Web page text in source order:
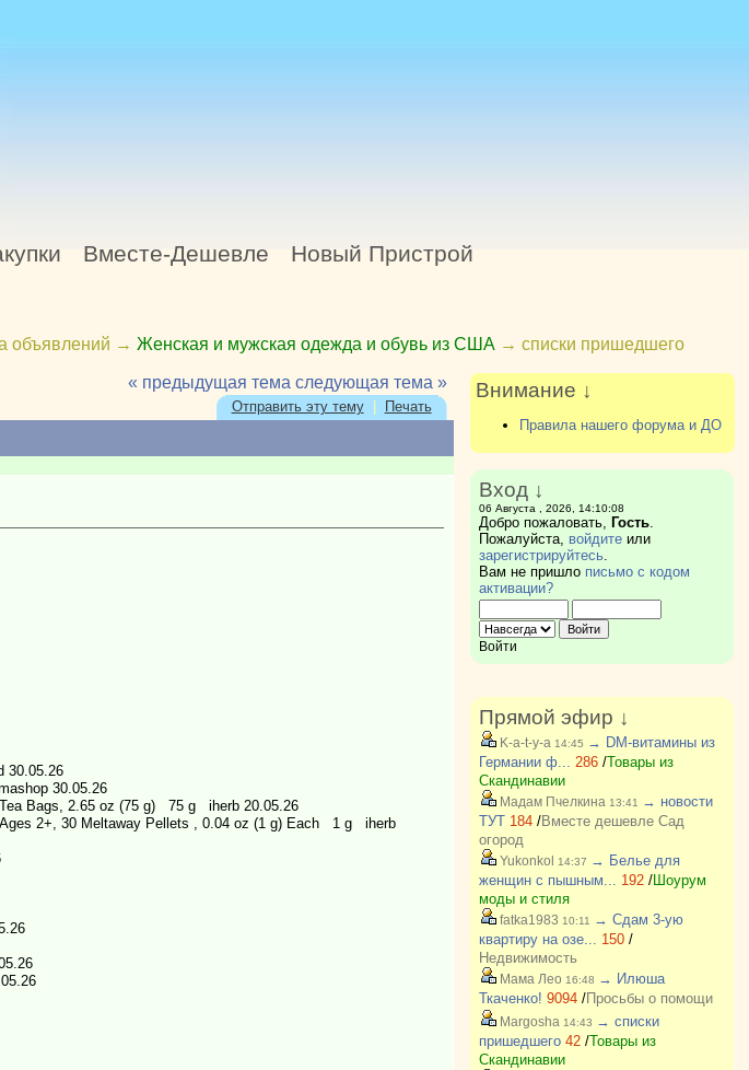
Вместе-Дешевле Новый Пристрой
объявлений → Женская и мужская одежда и обувь из США → списки пришедшего
« предыдущая тема следующая тема »
Отправить эту тему| Печать
30.05.26
30.05.26
Bags, 2.65 oz (75 g) 75 g iherb 20.05.26
2+, 30 Meltaway Pellets , 0.04 oz (1 g) Each 1 g iherb
Внимание ↓
Правила нашего форума и ДО
Вход ↓
06 Августа , 2026, 14:10:08
Добро пожаловать, Гость.
Пожалуйста, войдитеили
зарегистрируйтесь.
Вам не пришло письмо с кодом
активации?
Войти
Прямой эфир ↓
K-a-t-y-a 14:45 → DM-витамины из
Германии ф... 286/Товары из
Скандинавии
Мадам Пчелкина 13:41
→ новости
ТУТ 184/Вместе дешевле Сад
огород
Yukonkol 14:37 → Белье для
женщин с пышным... 192/Шоурум
моды и стиля
fatka1983 10:11
→ Сдам 3-ую
квартиру на озе... 150/
Недвижимость
Мама Лео 16:48 → Илюша
Ткаченко! 9094/Просьбы о помощи
Margosha 14:43 → списки
пришедшего 42/Товары из
Скандинавии